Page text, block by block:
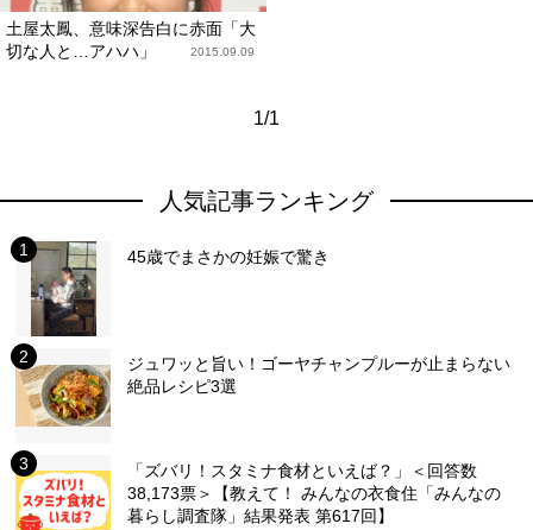
土屋太鳳、意味深告白に赤面「大
切な人と…アハハ」
2015.09.09
1/1
人気記事ランキング
45歳でまさかの妊娠で驚き
ジュワッと旨い！ゴーヤチャンプルーが止まらない
絶品レシピ3選
「ズバリ！スタミナ食材といえば？」＜回答数
38,173票＞【教えて！ みんなの衣食住「みんなの
暮らし調査隊」結果発表 第617回】